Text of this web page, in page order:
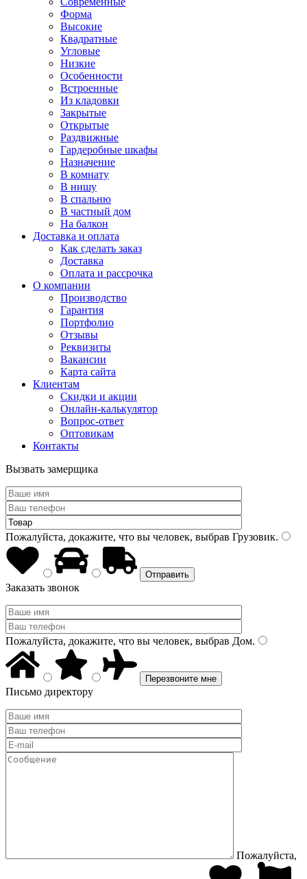
Форма
Высокие
Квадратные
Угловые
Низкие
Особенности
Встроенные
Из кладовки
Закрытые
Открытые
Раздвижные
Гардеробные шкафы
Назначение
В комнату
В нишу
В спальню
В частный дом
На балкон
Доставка и оплата
Как сделать заказ
Доставка
Оплата и рассрочка
О компании
Производство
Гарантия
Портфолио
Отзывы
Реквизиты
Вакансии
Карта сайта
Клиентам
Скидки и акции
Онлайн-калькулятор
Вопрос-ответ
Оптовикам
Контакты
Вызвать замерщика
Пожалуйста, докажите, что вы человек, выбрав Грузовик.
Заказать звонок
Пожалуйста, докажите, что вы человек, выбрав Дом.
Письмо директору
Пожалуйста,